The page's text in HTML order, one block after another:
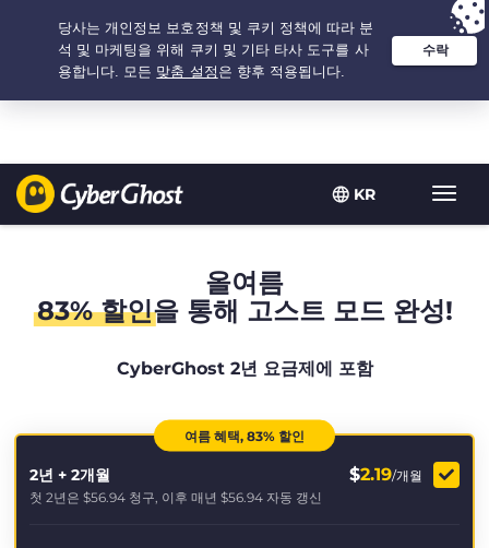
KR
탐
색
추천 옵션: 최저가 - 2.1666666666667년 $ 2.19 /개월
올여름
83% 할인을 통해 고스트 모드 완성!
CyberGhost 2년 요금제에 포함
여름 혜택, 83% 할인
2년 + 2개월 $2.19/개월
첫 2년은 $56.94 청구, 이후 매년 $56.94 자동 갱신